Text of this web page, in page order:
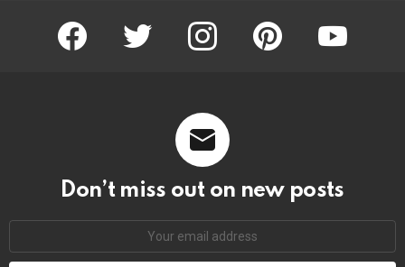
facebook twitter instagram pinterest youtube
Don’t miss out on new posts